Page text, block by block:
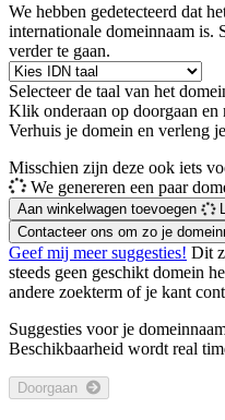
We hebben gedetecteerd dat
internationale domeinnaam is.
verder te gaan.
Selecteer de taal van het
Klik onderaan op doorgaan en
Verhuis je domein en verleng
Misschien zijn deze ook iets
We genereren een paar
Aan winkelwagen toevoegen
Contacteer ons om zo je
Geef mij meer suggesties! Dit
steeds geen geschikt domein
andere zoekterm of je kant
Suggesties voor je
Beschikbaarheid wordt real